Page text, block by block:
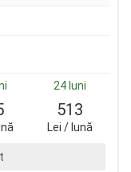
24 luni
513
Lei / lună